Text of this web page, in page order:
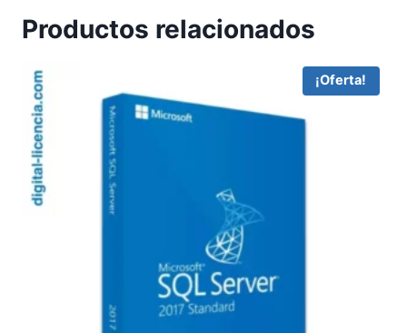
Productos relacionados
¡Oferta!